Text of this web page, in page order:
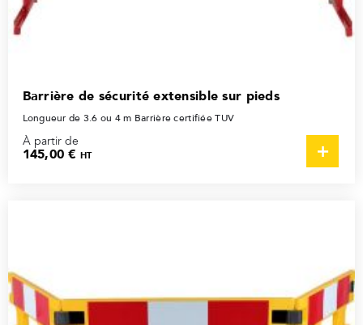
Barrière de sécurité extensible sur pieds
Longueur de 3.6 ou 4 m Barrière certifiée TUV
À partir de
145,00 €HT